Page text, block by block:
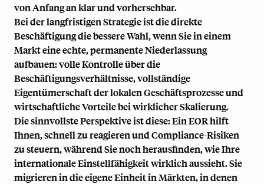
von Anfang an klar und vorhersehbar.
Bei der langfristigen Strategie ist die direkte
Beschäftigung die bessere Wahl, wenn Sie in einem
Markt eine echte, permanente Niederlassung
aufbauen: volle Kontrolle über die
Beschäftigungsverhältnisse, vollständige
Eigentümerschaft der lokalen Geschäftsprozesse und
wirtschaftliche Vorteile bei wirklicher Skalierung.
Die sinnvollste Perspektive ist diese: Ein EOR hilft
Ihnen, schnell zu reagieren und Compliance-Risiken
zu steuern, während Sie noch herausfinden, wie Ihre
internationale Einstellfähigkeit wirklich aussieht. Sie
migrieren in die eigene Einheit in Märkten, in denen